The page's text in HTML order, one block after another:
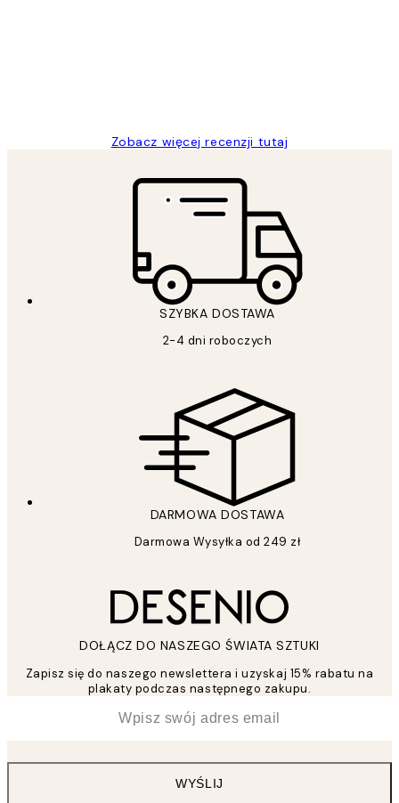
Zobacz więcej recenzji tutaj
SZYBKA DOSTAWA
2-4 dni roboczych
DARMOWA DOSTAWA
Darmowa Wysyłka od 249 zł
DOŁĄCZ DO NASZEGO ŚWIATA SZTUKI
Zapisz się do naszego newslettera i uzyskaj 15% rabatu na
plakaty podczas następnego zakupu.
WYŚLIJ